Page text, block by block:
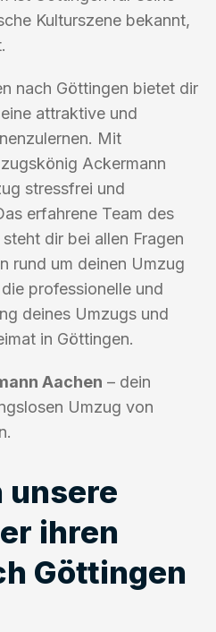
Kulturszene bekannt,
nach Göttingen bietet dir
attraktive und
Mit
Ackermann
stressfrei und
erfahrene Team des
dir bei allen Fragen
rund um deinen Umzug
professionelle und
deines Umzugs und
in Göttingen.
Aachen – dein
Umzug von
unsere
ihren
Göttingen